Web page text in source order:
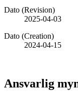
Dato (Revision)
2025-04-03
Dato (Creation)
2024-04-15
Ansvarlig